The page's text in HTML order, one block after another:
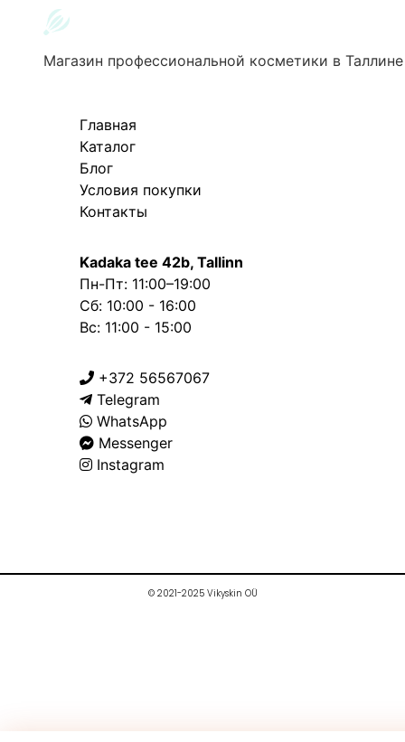
Магазин профессиональной косметики в Таллине
Главная
Каталог
Блог
Условия покупки
Контакты
Kadaka tee 42b, Tallinn
Пн-Пт: 11:00–19:00
Сб: 10:00 - 16:00
Вс: 11:00 - 15:00
+372 56567067
Telegram
WhatsApp
Messenger
Instagram
© 2021-2025 Vikyskin OÜ